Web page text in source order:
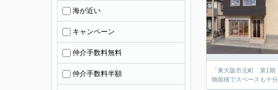
「東大阪市元町 第1期
物面積でスペースも十
海が近い
キャンペーン
仲介手数料無料
仲介手数料半額